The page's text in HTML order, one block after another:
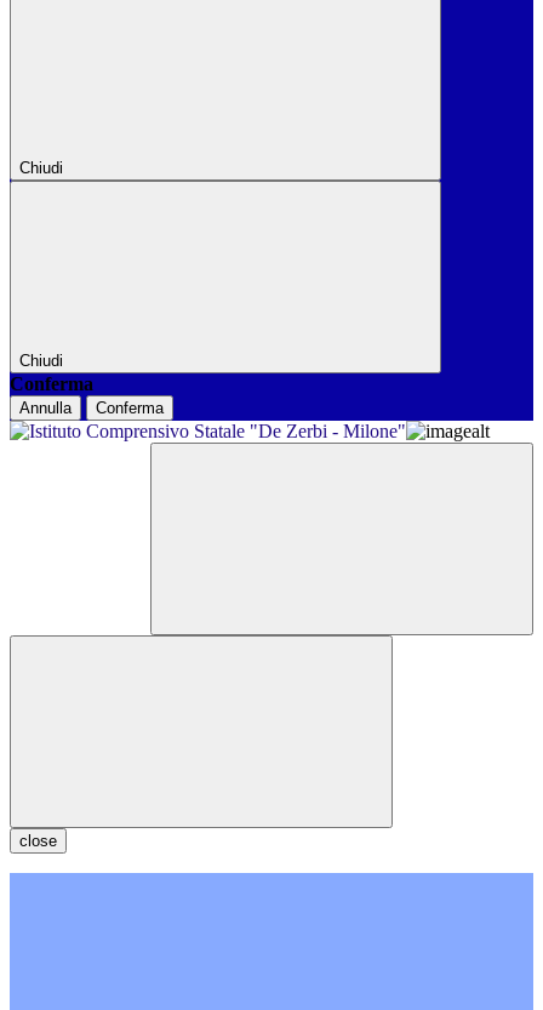
Chiudi
Chiudi
Conferma
Annulla Conferma
close